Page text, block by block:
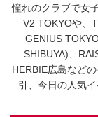
憧れのクラブで女
V2 TOKYOや、
GENIUS
SHIBUYA)、
HERBIE広島など
引、今日の人気